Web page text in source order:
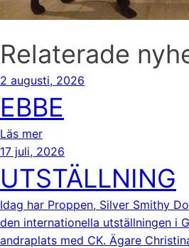
Relaterade
2 augusti, 2026
EBBE
Läs mer
17 juli, 2026
UTSTÄLLNING
Idag har Proppen, Silver Smithy
den internationella utställningen i
andraplats med CK. Ägare